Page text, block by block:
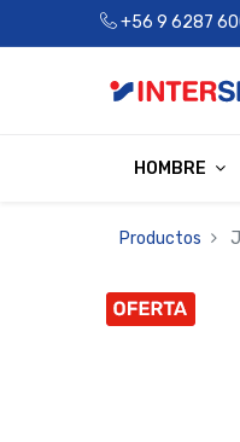
+56 9 6287
HOMBRE
Productos